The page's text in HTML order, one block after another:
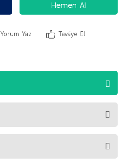
Hemen Al
Yorum Yaz Tavsiye Et